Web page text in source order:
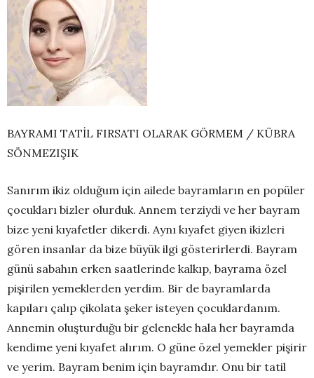
BAYRAMI TATİL FIRSATI OLARAK GÖRMEM / KÜBRA
SÖNMEZIŞIK
Sanırım ikiz olduğum için ailede bayramların en popüler
çocukları bizler olurduk. Annem terziydi ve her bayram
bize yeni kıyafetler dikerdi. Aynı kıyafet giyen ikizleri
gören insanlar da bize büyük ilgi gösterirlerdi. Bayram
günü sabahın erken saatlerinde kalkıp, bayrama özel
pişirilen yemeklerden yerdim. Bir de bayramlarda
kapıları çalıp çikolata şeker isteyen çocuklardanım.
Annemin oluşturduğu bir gelenekle hala her bayramda
kendime yeni kıyafet alırım. O güne özel yemekler pişirir
ve yerim. Bayram benim için bayramdır. Onu bir tatil